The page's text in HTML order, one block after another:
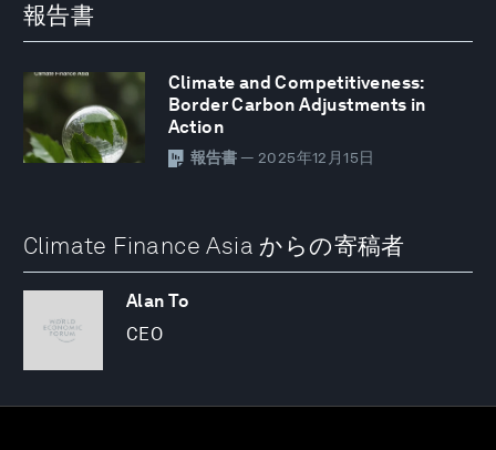
報告書
Climate and Competitiveness:
Border Carbon Adjustments in
Action
報告書 — 2025年12月15日
Climate Finance Asia からの寄稿者
Alan To
CEO